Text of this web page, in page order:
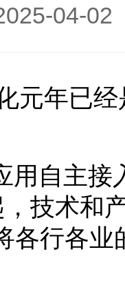
04-
元年已
用自主
技术和
各行各